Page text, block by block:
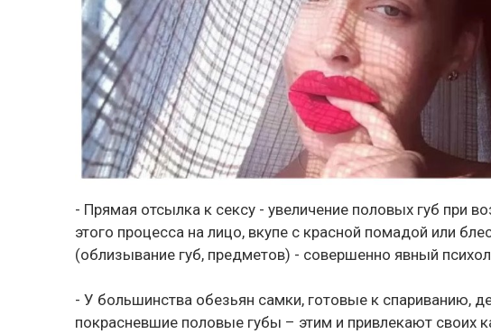
- Прямая отсылка к сексу - увеличение половых губ при
этого процесса на лицо, вкупе с красной помадой или
(облизывание губ, предметов) - совершенно явный
- У большинства обезьян самки, готовые к спариванию,
покрасневшие половые губы – этим и привлекают своих